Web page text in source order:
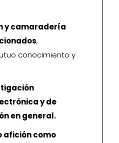
y camaradería
,
conocimiento y
y de
en general.
afición como